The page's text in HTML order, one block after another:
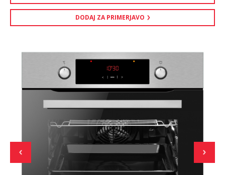
DODAJ ZA PRIMERJAVO